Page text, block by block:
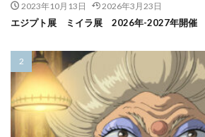
2023年10月13日 2026年3月23日
エジプト展 ミイラ展 2026年-2027年開催